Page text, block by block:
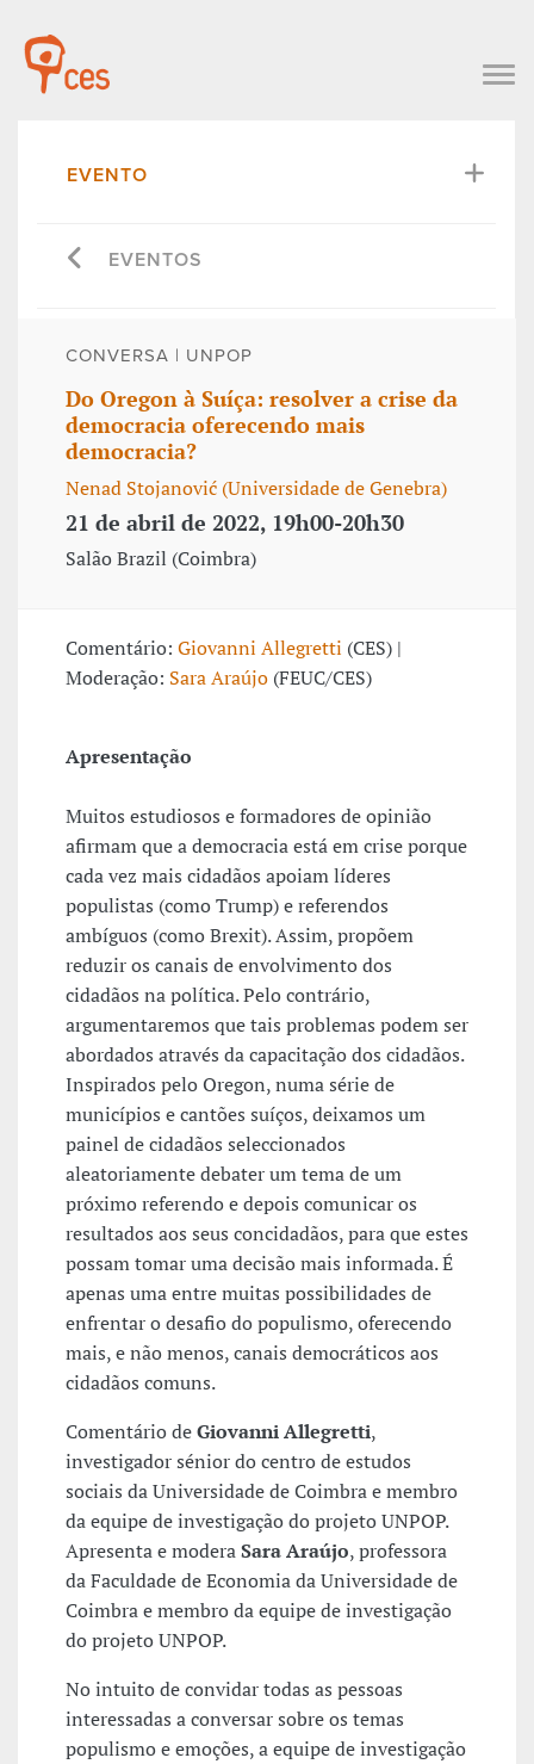
EVENTO
EVENTOS
CONVERSA | UNPOP
Do Oregon à Suíça: resolver a crise da
democracia oferecendo mais
democracia?
Nenad Stojanović (Universidade de Genebra)
21 de abril de 2022, 19h00-20h30
Salão Brazil (Coimbra)
Comentário: Giovanni Allegretti (CES) |
Moderação: Sara Araújo (FEUC/CES)
Apresentação
Muitos estudiosos e formadores de opinião
afirmam que a democracia está em crise porque
cada vez mais cidadãos apoiam líderes
populistas (como Trump) e referendos
ambíguos (como Brexit). Assim, propõem
reduzir os canais de envolvimento dos
cidadãos na política. Pelo contrário,
argumentaremos que tais problemas podem ser
abordados através da capacitação dos cidadãos.
Inspirados pelo Oregon, numa série de
municípios e cantões suíços, deixamos um
painel de cidadãos seleccionados
aleatoriamente debater um tema de um
próximo referendo e depois comunicar os
resultados aos seus concidadãos, para que estes
possam tomar uma decisão mais informada. É
apenas uma entre muitas possibilidades de
enfrentar o desafio do populismo, oferecendo
mais, e não menos, canais democráticos aos
cidadãos comuns.
Comentário deGiovanni Allegretti,
investigador sénior do centro de estudos
sociais da Universidade de Coimbra e membro
da equipe de investigação do projeto UNPOP.
Apresenta e moderaSara Araújo, professora
da Faculdade de Economia da Universidade de
Coimbra e membro da equipe de investigação
do projeto UNPOP.
No intuito de convidar todas as pessoas
interessadas a conversar sobre os temas
populismo e emoções, a equipe de investigação